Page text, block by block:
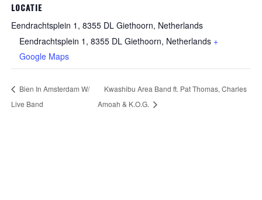
LOCATIE
Eendrachtsplein 1, 8355 DL Giethoorn, Netherlands
Eendrachtsplein 1, 8355 DL Giethoorn, Netherlands +
Google Maps
Bien In Amsterdam W/
Live Band
Kwashibu Area Band ft. Pat Thomas, Charles
Amoah & K.O.G.